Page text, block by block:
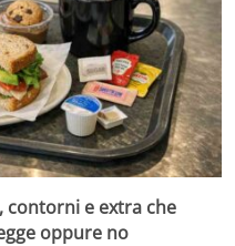
contorni e extra che
oppure no